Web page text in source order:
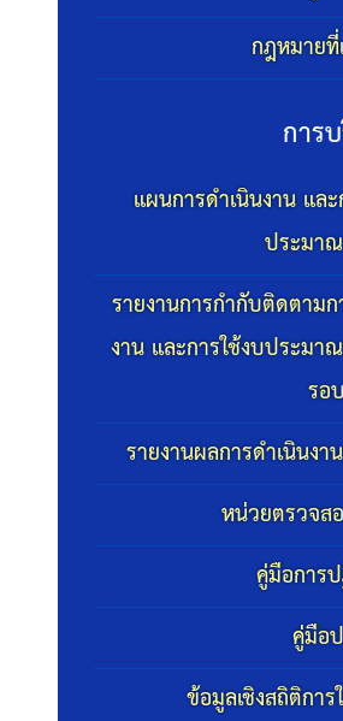
กฎหมาย
การ
แผนการดำเนินงาน แล
ประมา
รายงานการกำกับติดตาม
งาน และการใช้งบประมา
รอ
รายงานผลการดำเนินง
หน่วยตรวจส
คู่มือการ
คู่มือ
ข้อมูลเชิงสถิติกา